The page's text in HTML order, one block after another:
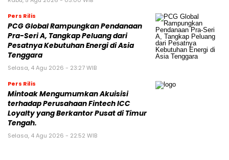
Pers Rilis
PCG Global Rampungkan Pendanaan
Pra-Seri A, Tangkap Peluang dari
Pesatnya Kebutuhan Energi di Asia
Tenggara
Selasa, 4 Agu 2026 - 23:27 WIB
Pers Rilis
Mintoak Mengumumkan Akuisisi
terhadap Perusahaan Fintech ICC
Loyalty yang Berkantor Pusat di Timur
Tengah.
Selasa, 4 Agu 2026 - 22:52 WIB